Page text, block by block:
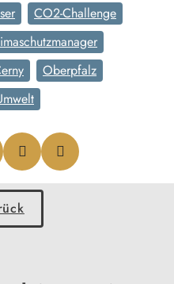
CO2-Challenge
Oberpfalz